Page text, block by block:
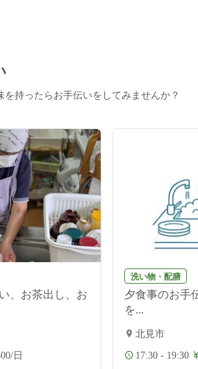
持ったらお手伝いをしてみませんか？
、お茶出し、お
日
洗い物・配膳
夕食事のお手
を...
北見市
17:30 - 19:30